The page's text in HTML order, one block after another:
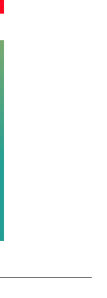
para
además un
y